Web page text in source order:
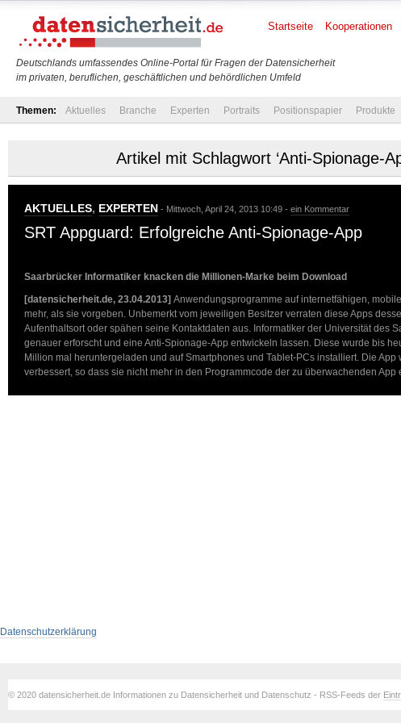
Deutschlands umfassendes Online-Portal für Fragen der Datensicherheit
im privaten, beruflichen, geschäftlichen und behördlichen Umfeld
Startseite Kooperationen
Themen: Aktuelles Branche Experten Portraits Positionspapier Produkte
Artikel mit Schlagwort ‘Anti-Spionage-
AKTUELLES, EXPERTEN - Mittwoch, April 24, 2013 10:49 - ein Kommentar
SRT Appguard: Erfolgreiche Anti-Spionage-App
Saarbrücker Informatiker knacken die Millionen-Marke beim Download
[datensicherheit.de, 23.04.2013] Anwendungsprogramme auf internetfähigen,
mehr, als sie vorgeben. Unbemerkt vom jeweiligen Besitzer verraten diese Apps
Aufenthaltsort oder spähen seine Kontaktdaten aus. Informatiker der Universität des
genauer erforscht und eine Anti-Spionage-App entwickeln lassen. Diese wurde bis
Million mal heruntergeladen und auf Smartphones und Tablet-PCs installiert. Die App
verbessert, so dass sie nicht mehr in den Programmcode der zu überwachenden App
Datenschutzerklärung
© 2020 datensicherheit.de Informationen zu Datensicherheit und Datenschutz - RSS-Feeds der